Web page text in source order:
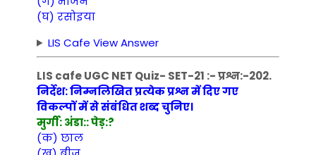
(घ) रसोइया
LIS Cafe View Answer
LIS cafe UGC NET Quiz- SET-21 :- प्रश्न:-202.
निर्देश: निम्नलिखित प्रत्येक प्रश्न में दिए गए
विकल्पों में से संबंधित शब्द चुनिए।
मुर्गी: अंडा:: पेड़:?
(क) छाल